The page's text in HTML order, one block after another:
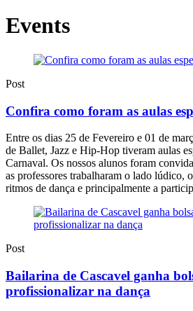
Events
Post
Confira como foram as aulas
Entre os dias 25 de Fevereiro e 01 de
de Ballet, Jazz e Hip-Hop tiveram aulas
Carnaval. Os nossos alunos foram
as professores trabalharam o lado lúdico,
ritmos de dança e principalmente a
Post
Bailarina de Cascavel ganha
profissionalizar na dança